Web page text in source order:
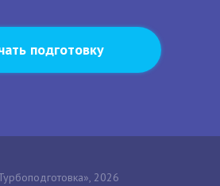
подготовку
2026